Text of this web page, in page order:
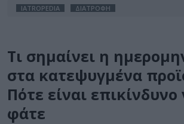
IATROPEDIA ΔΙΑΤΡΟΦΗ
Τι σημαίνει η
στα κατεψυγμένα
Πότε είναι επικίνδυνο
φάτε